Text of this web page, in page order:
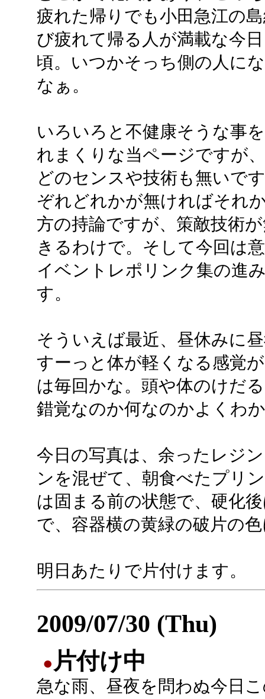
疲れた帰りでも小田急江の
び疲れて帰る人が満載な今
頃。いつかそっち側の人に
なぁ。
いろいろと不健康そうな事
れまくりな当ページですが
どのセンスや技術も無いで
ぞれどれかが無ければそれ
方の持論ですが、策敵技術
きるわけで。そして今回は
イベントレポリンク集の進
す。
そういえば最近、昼休みに
すーっと体が軽くなる感覚
は毎回かな。頭や体のけだ
錯覚なのか何なのかよくわ
今日の写真は、余ったレジ
ンを混ぜて、朝食べたプリ
は固まる前の状態で、硬化
で、容器横の黄緑の破片の
明日あたりで片付けます。
2009/07/30 (Thu)
● 片付け中
急な雨、昼夜を問わぬ今日